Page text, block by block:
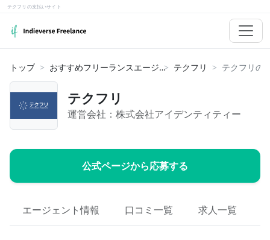
テクフリの支払いサイト
トップ おすすめフリーランスエージェント テクフリ テクフリの
テクフリ
運営会社： 株式会社アイデンティティー
公式ページから応募する
エージェント情報 口コミ一覧 求人一覧